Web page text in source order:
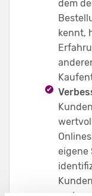
dem
kennt,
eigene